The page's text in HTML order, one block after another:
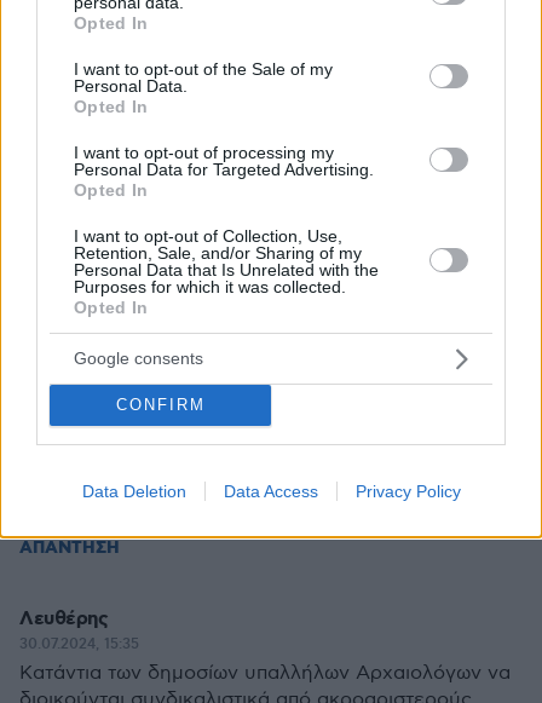
grant or deny consent to Google and its third-party tags to
use your data for below specified purposes in below Google
consent section.
Opted In
I want to opt-out of the Sale of my
Personal Data.
Opted In
I want to opt-out of processing my
Personal Data for Targeted Advertising.
Opted In
I want to opt-out of Collection, Use,
Retention, Sale, and/or Sharing of my
Personal Data that Is Unrelated with the
Purposes for which it was collected.
Opted In
Google consents
CONFIRM
Data Deletion Data Access Privacy Policy
30.07.2024, 18:02
Χαχαχα
ΑΠΑΝΤΗΣΗ
Η πέταγμα την δημοσιοϋπαλληλικό σαβουρα
30.07.2024, 16:35
Πετάξτε τους έξω τους άχρηστους αρχαιολόγους.
Παπαρολογοι,τροχοπέδη στην δόμηση.
ΑΠΑΝΤΗΣΗ
30.07.2024, 16:25
ΑΠΑΝΤΗΣΗ
Λευθέρης
30.07.2024, 15:35
Κατάντια των δημοσίων υπαλλήλων Αρχαιολόγων να